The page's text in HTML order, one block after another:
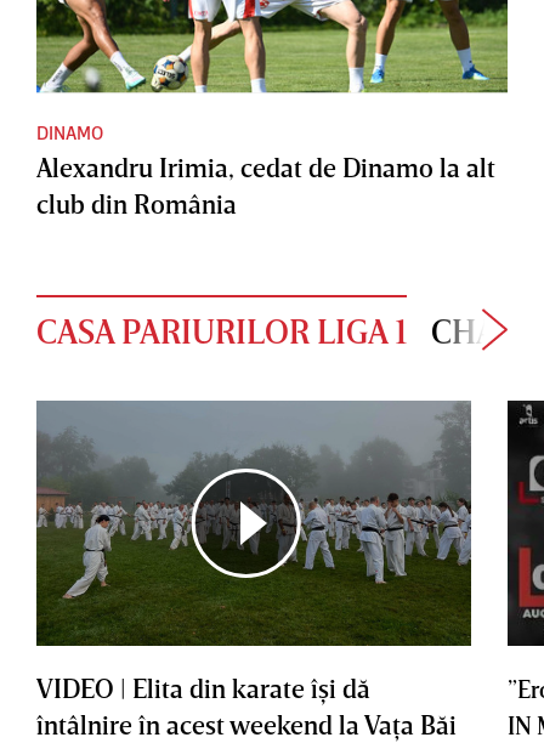
DINAMO
Alexandru Irimia, cedat de Dinamo la alt
club din România
CASA PARIURILOR LIGA 1
VIDEO | Elita din karate îşi dă
întâlnire în acest weekend la Vaţa Băi
IN